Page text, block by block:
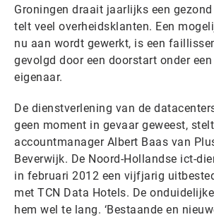
Groningen draait jaarlijks een
telt veel overheidsklanten. Een
nu aan wordt gewerkt, is een
gevolgd door een doorstart onder
eigenaar.
De dienstverlening van de
geen moment in gevaar geweest, stelt
accountmanager Albert Baas van
Beverwijk. De Noord-Hollandse ict-
in februari 2012 een vijfjarig
met TCN Data Hotels. De
hem wel te lang. ‘Bestaande en